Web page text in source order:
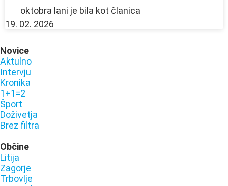
oktobra lani je bila kot članica
19. 02. 2026
Novice
Aktulno
Intervju
Kronika
1+1=2
Šport
Doživetja
Brez filtra
Občine
Litija
Zagorje
Trbovlje